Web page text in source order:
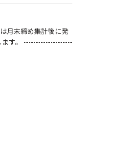
月末締め集計後に発
ます。 --------------------